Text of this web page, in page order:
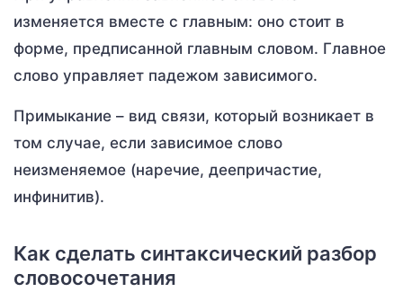
изменяется вместе с главным: оно стоит в
форме, предписанной главным словом. Главное
слово управляет падежом зависимого.
Примыкание – вид связи, который возникает в
том случае, если зависимое слово
неизменяемое (наречие, деепричастие,
инфинитив).
Как сделать синтаксический разбор
словосочетания